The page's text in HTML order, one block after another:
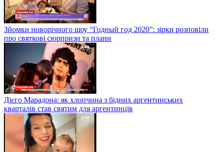
Зйомки новорічного шоу “Годный год 2020”: зірки розповіли
про святкові сюрпризи та плани
Дієго Марадона: як хлопчина з бідних аргентинських
кварталів став святим для аргентинців